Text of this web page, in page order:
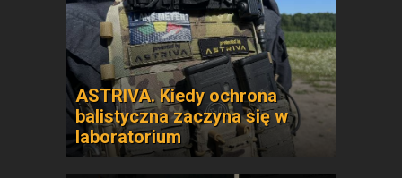
ASTRIVA. Kiedy ochrona
balistyczna zaczyna się w
laboratorium